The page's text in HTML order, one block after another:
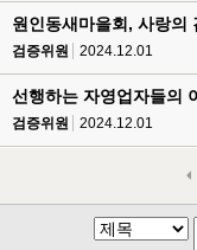
원인동새마을회, 사랑의
검증위원 2024.12.01
선행하는 자영업자들의
검증위원 2024.12.01